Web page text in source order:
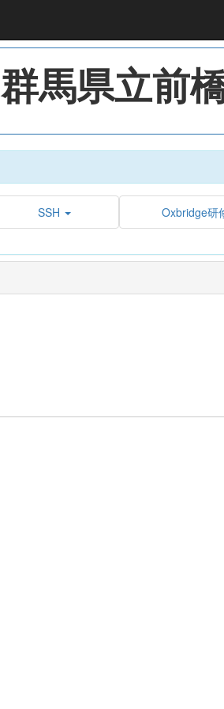
群馬県立前
SSH Oxbridge研